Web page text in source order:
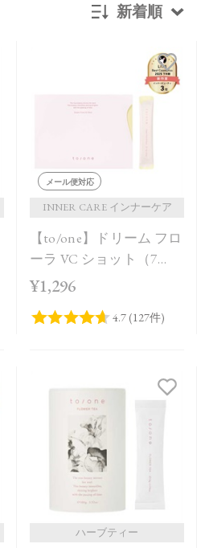
新着順
価格が安い
レビューが多い順
レビュー評価が高い順
人気順
メール便対応
INNER CARE インナーケア
【to/one】ドリーム フロ
ーラ VC ショット（7
包）
¥1,296
ハーブティー